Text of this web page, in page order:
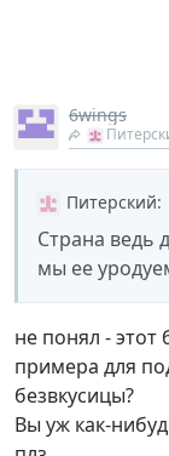
6wings
Питерский:
Страна ведь
мы ее
не понял - этот
примера для
безвкусицы?
Вы уж как-